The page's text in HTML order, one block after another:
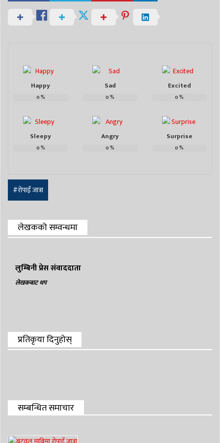
Happy
0%
Sad
0%
Excited
0%
Sleepy
0%
Angry
0%
Surprise
0%
#रोपाइँ जात्रा
लेखकको सम्वन्धमा
लुम्बिनी प्रेस संवाददाता
लेखकबाट थप
प्रतिकृया दिनुहोस्
सम्बन्धित समाचार